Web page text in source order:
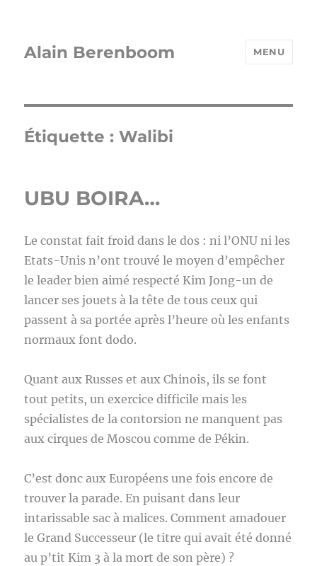
Alain Berenboom MENU
Étiquette :Walibi
UBU BOIRA…
Le constat fait froid dans le dos : ni l’ONU ni les
Etats-Unis n’ont trouvé le moyen d’empêcher
le leader bien aimé respecté Kim Jong-un de
lancer ses jouets à la tête de tous ceux qui
passent à sa portée après l’heure où les enfants
normaux font dodo.
Quant aux Russes et aux Chinois, ils se font
tout petits, un exercice difficile mais les
spécialistes de la contorsion ne manquent pas
aux cirques de Moscou comme de Pékin.
C’est donc aux Européens une fois encore de
trouver la parade. En puisant dans leur
intarissable sac à malices. Comment amadouer
le Grand Successeur (le titre qui avait été donné
au p’tit Kim 3 à la mort de son père) ?